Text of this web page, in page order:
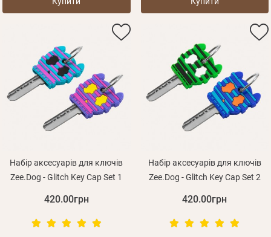
Набір аксесуарів для ключів
Zee.Dog - Glitch Key Cap Set 1
420.00грн
Набір аксесуарів для ключів
Zee.Dog - Glitch Key Cap Set 2
420.00грн